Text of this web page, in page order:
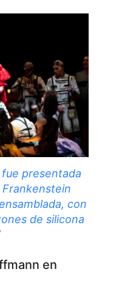
fue presentada
con
de silicona
en